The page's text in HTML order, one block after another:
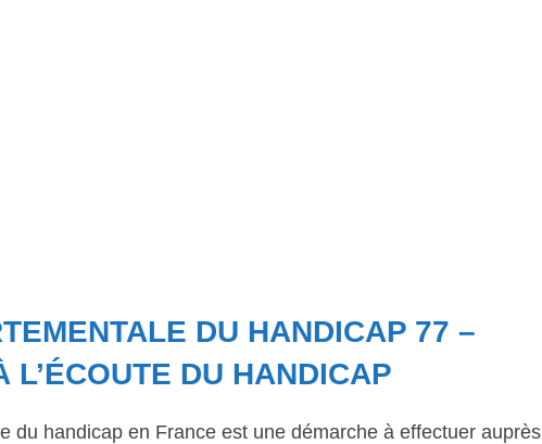
DU HANDICAP 77 –
L’ÉCOUTE DU HANDICAP
du handicap en France est une démarche à effectuer auprès